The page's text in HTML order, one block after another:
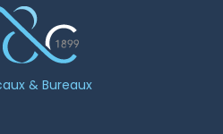
& Bureaux